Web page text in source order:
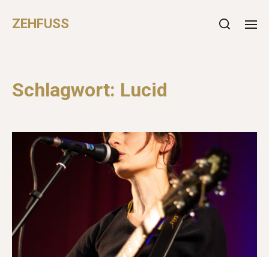
ZEHFUSS
Schlagwort: Lucid